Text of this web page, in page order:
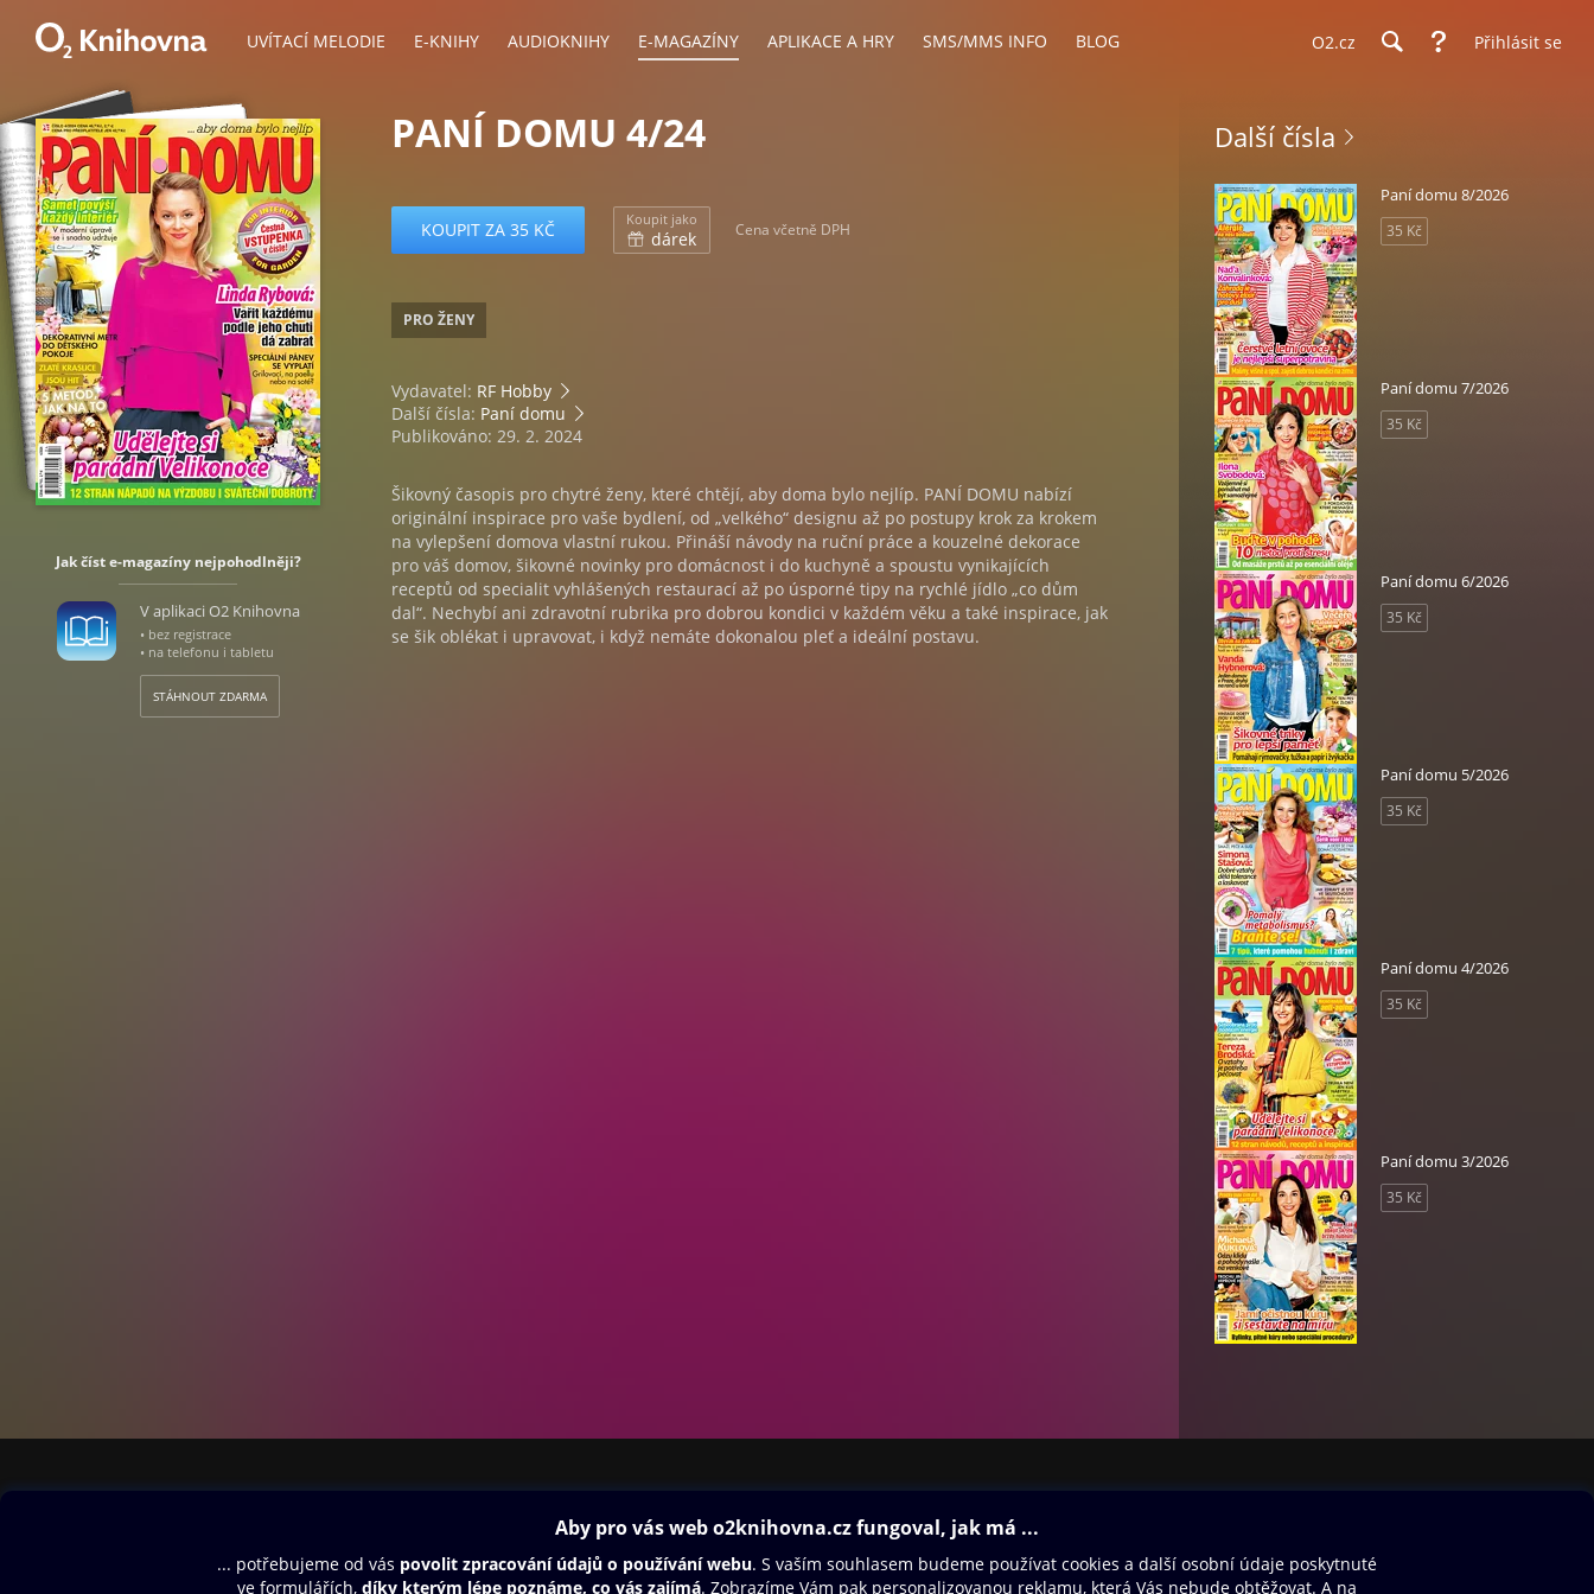
UVÍTACÍ MELODIE E-KNIHY AUDIOKNIHY E-MAGAZÍNY APLIKACE A HRY SMS/MMS INFO BLOG O2.cz Přihlásit se
Jak číst e-magazíny nejpohodlněji?
V aplikaci O2 Knihovna
• bez registrace
• na telefonu i tabletu
STÁHNOUT ZDARMA
PANÍ DOMU 4/24
KOUPIT ZA 35 KČ Koupit jako
dárek Cena včetně DPH
PRO ŽENY
Vydavatel: RF Hobby
Další čísla: Paní domu
Publikováno: 29. 2. 2024
Šikovný časopis pro chytré ženy, které chtějí, aby doma bylo nejlíp. PANÍ DOMU nabízí
originální inspirace pro vaše bydlení, od „velkého“ designu až po postupy krok za krokem
na vylepšení domova vlastní rukou. Přináší návody na ruční práce a kouzelné dekorace
pro váš domov, šikovné novinky pro domácnost i do kuchyně a spoustu vynikajících
receptů od specialit vyhlášených restaurací až po úsporné tipy na rychlé jídlo „co dům
dal“. Nechybí ani zdravotní rubrika pro dobrou kondici v každém věku a také inspirace, jak
se šik oblékat i upravovat, i když nemáte dokonalou pleť a ideální postavu.
Další čísla
Paní domu 8/2026
35 Kč
Paní domu 7/2026
35 Kč
Paní domu 6/2026
35 Kč
Paní domu 5/2026
35 Kč
Paní domu 4/2026
35 Kč
Paní domu 3/2026
35 Kč
Aplikace a hry
SMS/MMS Info
Dárkový poukaz
Oneplay Originály